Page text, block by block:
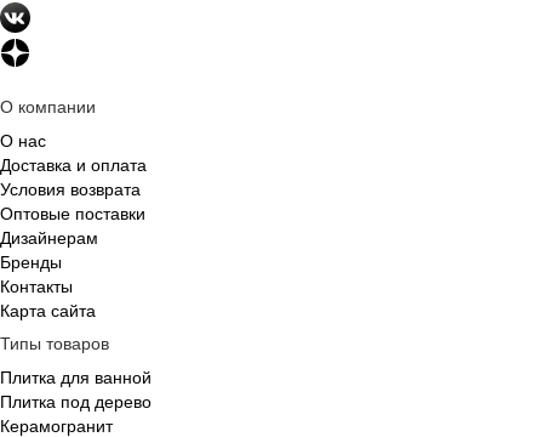
О компании
О нас
Доставка и оплата
Условия возврата
Оптовые поставки
Дизайнерам
Бренды
Контакты
Карта сайта
Типы товаров
Плитка для ванной
Плитка под дерево
Керамогранит